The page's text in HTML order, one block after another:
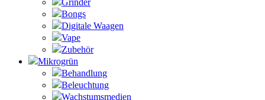
Grinder
Bongs
Digitale Waagen
Vape
Zubehör
Mikrogrün
Behandlung
Beleuchtung
Wachstumsmedien